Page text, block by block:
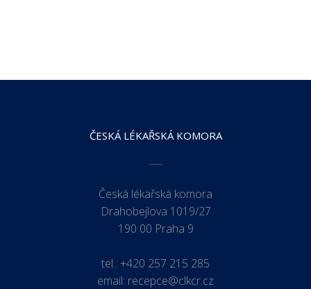
ČESKÁ LÉKAŘSKÁ KOMORA
Česká lékařská komora
Drahobejlova 1019/27
190 00 Praha 9
tel.: +420 257 215 285
email: recepce@clkcr.cz